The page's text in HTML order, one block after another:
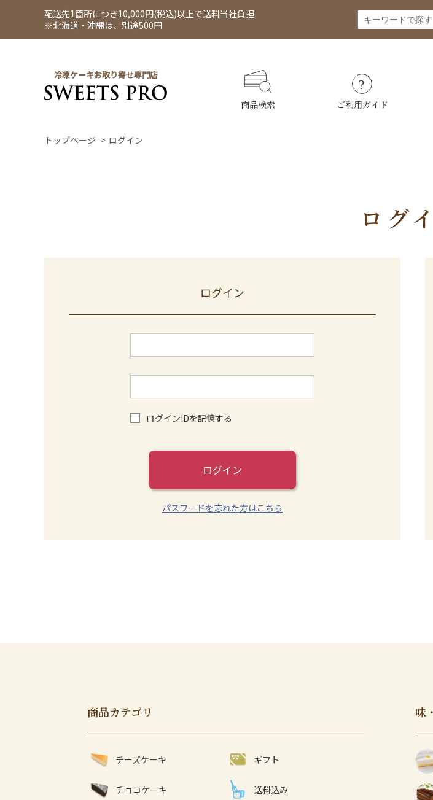
配送先1箇所につき10,000円(税込)以上で送料当社負担
※北海道・沖縄は、別途500円
冷凍ケーキお取り寄せ専門店
商品検索 ご利用ガイド
トップページ ログイン
ログ
ログイン
ログインIDを記憶する
ログイン
パスワードを忘れた方はこちら
商品カテゴリ
チーズケーキ
チョコケーキ
ギフト
送料込み
味